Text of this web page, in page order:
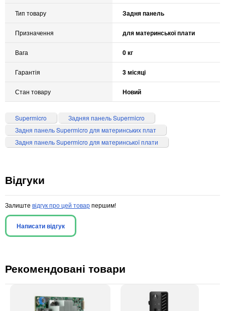
Тип товару Задня панель
Призначення для материнської плати
Вага 0 кг
Гарантія 3 місяці
Стан товару Новий
Supermicro
Задняя панель Supermicro
Задня панель Supermicro для материнських плат
Задня панель Supermicro для материнської плати
Відгуки
Залиште відгук про цей товарпершим!
Написати відгук
Рекомендовані товари